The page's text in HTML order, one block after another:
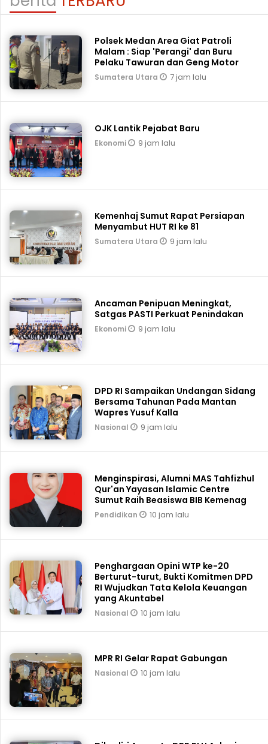
Polsek Medan Area Giat Patroli
Malam : Siap 'Perangi' dan Buru
Pelaku Tawuran dan Geng Motor
Sumatera Utara 7 jam lalu
OJK Lantik Pejabat Baru
Ekonomi 9 jam lalu
Kemenhaj Sumut Rapat Persiapan
Menyambut HUT RI ke 81
Sumatera Utara 9 jam lalu
Ancaman Penipuan Meningkat,
Satgas PASTI Perkuat Penindakan
Ekonomi 9 jam lalu
DPD RI Sampaikan Undangan Sidang
Bersama Tahunan Pada Mantan
Wapres Yusuf Kalla
Nasional 9 jam lalu
Menginspirasi, Alumni MAS Tahfizhul
Qur'an Yayasan Islamic Centre
Sumut Raih Beasiswa BIB Kemenag
Pendidikan 10 jam lalu
Penghargaan Opini WTP ke-20
Berturut-turut, Bukti Komitmen DPD
RI Wujudkan Tata Kelola Keuangan
yang Akuntabel
Nasional 10 jam lalu
MPR RI Gelar Rapat Gabungan
Nasional 10 jam lalu